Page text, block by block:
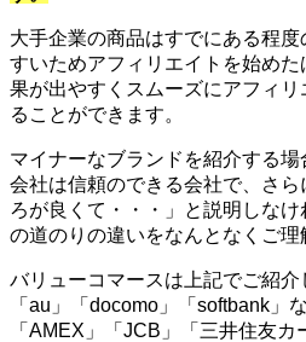
大手企業の商品はすでにある程
すいためアフィリエイトを始め
果が出やすくスムーズにアフィ
ることができます。
マイナーなブランドを紹介する
会社は信頼のできる会社で、さら
ろが良くて・・・」と説明しな
の道のりの違いをなんとなくご理
バリューコマースは上記でご紹
「au」「docomo」「softbank」
「AMEX」「JCB」「三井住友